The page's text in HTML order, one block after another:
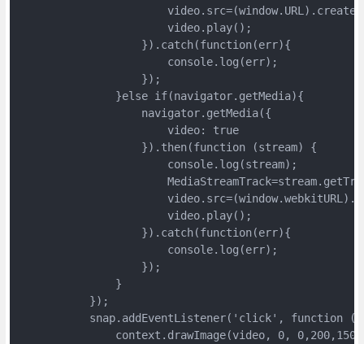
                       video.play();
                   }).catch(function(err){
                       console.log(err);
                   });
               }else if(navigator.getMedia){
                   navigator.getMedia({
                       video: true
                   }).then(function (stream) {
                       console.log(stream);
                       video.play();
                   }).catch(function(err){
                       console.log(err);
                   });
               }
           });
snap.addEventListener('click', function
context.drawImage(video, 0,